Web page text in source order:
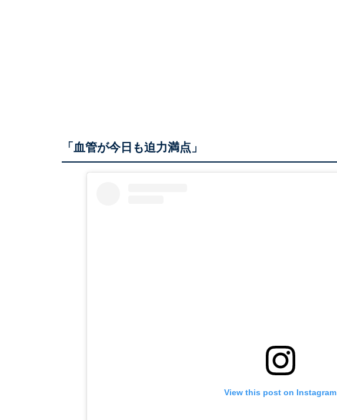
「血管が今日も迫力満点」
View this post on Instagram